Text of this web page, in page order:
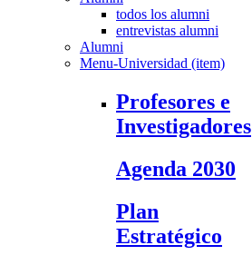
todos los alumni
entrevistas alumni
Alumni
Menu-Universidad (item)
Profesores e
Investigadores
Agenda 2030
Plan
Estratégico